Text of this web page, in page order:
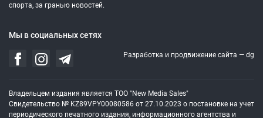
спорта, за гранью новостей.
Мы в социальных сетях
Разработка и продвижение сайта — dg
Владельцем издания является ТОО "New Media Sales"
Свидетельство № KZ89VPY00080586 от 27.10.2023 о постановке на учет
периодического печатного издания, информационного агентства и